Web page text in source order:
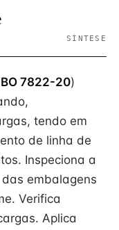
SÍNTESE
7822-20)
tendo em
de linha de
Inspeciona a
embalagens
Verifica
Aplica